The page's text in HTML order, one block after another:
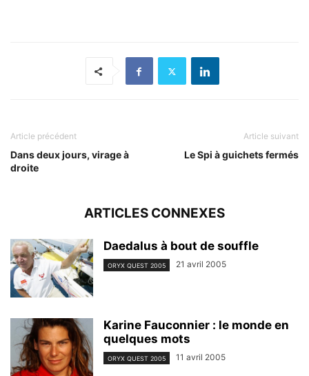
Article précédent
Dans deux jours, virage à
droite
Article suivant
Le Spi à guichets fermés
ARTICLES CONNEXES
Daedalus à bout de souffle
ORYX QUEST 2005 21 avril 2005
Karine Fauconnier : le monde en
quelques mots
ORYX QUEST 2005 11 avril 2005